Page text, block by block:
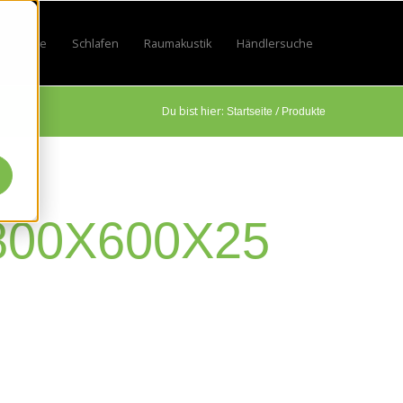
for Sport
submenu for Beruf
Lifestyle Show submenu for Lifestyle
Schlafen Show submenu for Schlafen
Raumakustik Show submenu for Raumakustik
Händlersuche
Du bist hier: Startseite / Produkte